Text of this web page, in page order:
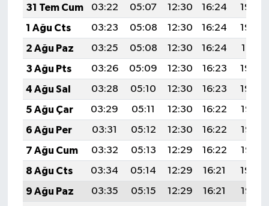
31 Tem Cum
03:22 05:07 12:30 16:24
19:43
1 Ağu Cts
03:23 05:08 12:30 16:24
19:42
2 Ağu Paz
03:25 05:08 12:30 16:24
19:41
3 Ağu Pts
03:26 05:09 12:30 16:23
19:40
4 Ağu Sal
03:28 05:10 12:30 16:23
19:39
5 Ağu Çar
03:29 05:11 12:30 16:22
19:38
6 Ağu Per
03:31 05:12 12:30 16:22
19:37
7 Ağu Cum
03:32 05:13 12:29 16:22
19:36
8 Ağu Cts
03:34 05:14 12:29 16:21
19:34
9 Ağu Paz
03:35 05:15 12:29 16:21
19:33